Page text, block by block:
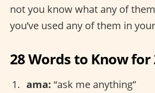
not you know what any of
you’ve used any of them in
28 Words to Know for
ama: “ask me anything”